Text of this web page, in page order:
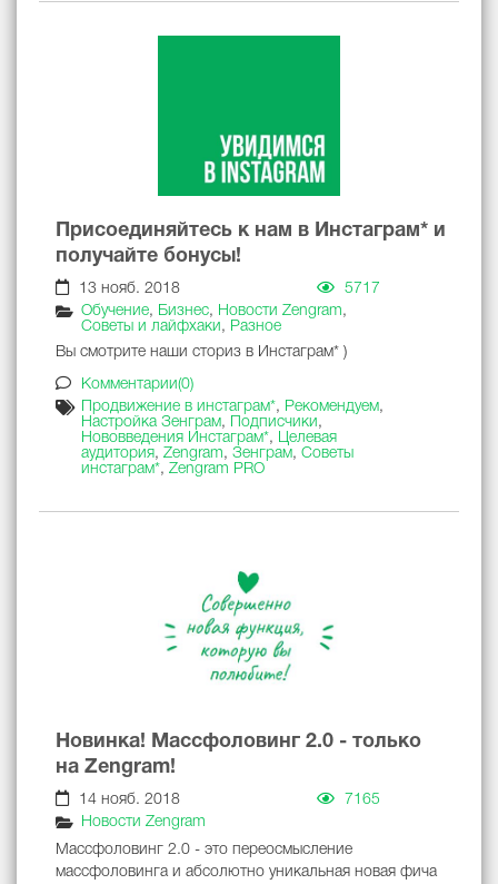
Присоединяйтесь к нам в Инстаграм* и
получайте бонусы!
13 нояб. 2018
5717
Обучение, Бизнес, Новости Zengram,
Советы и лайфхаки , Разное
Вы смотрите наши сториз в Инстаграм* )
Комментарии(0)
Продвижение в инстаграм*, Рекомендуем,
Настройка Зенграм, Подписчики ,
Нововведения Инстаграм*, Целевая
аудитория, Zengram, Зенграм, Советы
инстаграм*, Zengram PRO
Новинка! Массфоловинг 2.0 - только
на Zengram!
14 нояб. 2018
7165
Новости Zengram
Массфоловинг 2.0 - это переосмысление
массфоловинга и абсолютно уникальная новая фича